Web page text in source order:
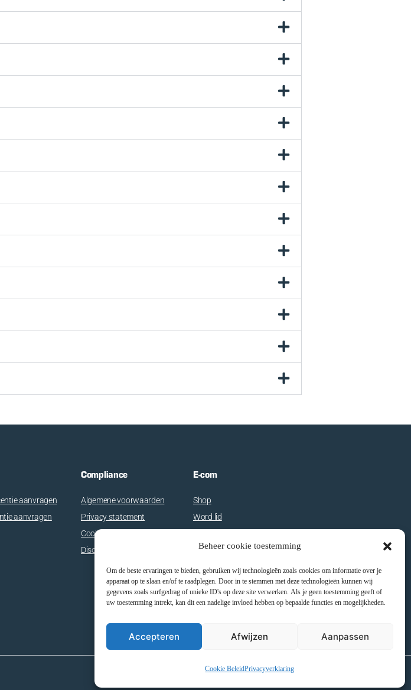
Beheer cookie toestemming
Om de beste ervaringen te bieden, gebruiken wij technologieën zoals cookies om informatie over je
apparaat op te slaan en/of te raadplegen. Door in te stemmen met deze technologieën kunnen wij
gegevens zoals surfgedrag of unieke ID's op deze site verwerken. Als je geen toestemming geeft of
uw toestemming intrekt, kan dit een nadelige invloed hebben op bepaalde functies en mogelijkheden.
Accepteren Afwijzen Aanpassen
Cookie BeleidPrivacyverklaring
aanvragen
aanvragen
Compliance
Algemene voorwaarden
Privacy statement
Cookie Beleid
Disclaimer
E-com
Shop
Word lid
Dagpas/rittenkaart